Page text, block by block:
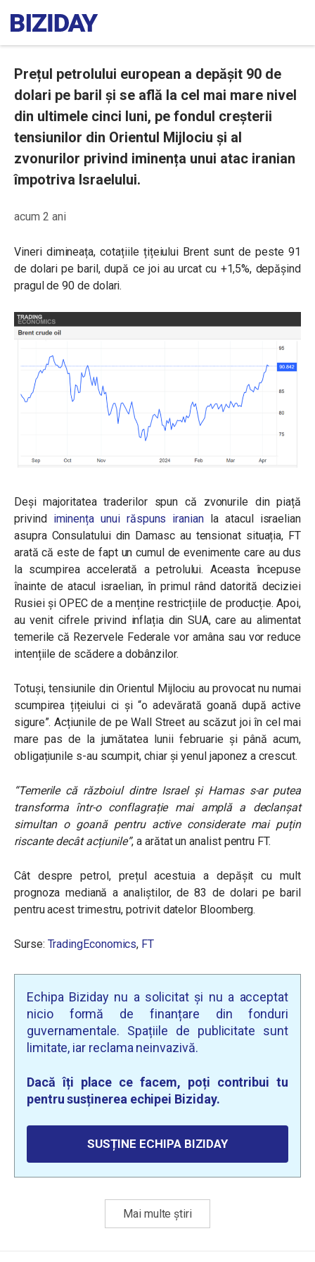
Prețul petrolului european a depășit 90 de
dolari pe baril și se află la cel mai mare nivel
din ultimele cinci luni, pe fondul creșterii
tensiunilor din Orientul Mijlociu și al
zvonurilor privind iminența unui atac iranian
împotriva Israelului.
acum 2 ani
Vineri dimineața, cotațiile țițeiului Brent sunt de peste 91
de dolari pe baril, după ce joi au urcat cu +1,5%, depășind
pragul de 90 de dolari.
Deși majoritatea traderilor spun că zvonurile din piață
privind iminența unui răspuns iranianla atacul israelian
asupra Consulatului din Damasc au tensionat situația, FT
arată că este de fapt un cumul de evenimente care au dus
la scumpirea accelerată a petrolului. Aceasta începuse
înainte de atacul israelian, în primul rând datorită deciziei
Rusiei și OPEC de a menține restricțiile de producție. Apoi,
au venit cifrele privind inflația din SUA, care au alimentat
temerile că Rezervele Federale vor amâna sau vor reduce
intențiile de scădere a dobânzilor.
Totuși, tensiunile din Orientul Mijlociu au provocat nu numai
scumpirea țițeiului ci și “o adevărată goană după active
sigure”. Acțiunile de pe Wall Street au scăzut joi în cel mai
mare pas de la jumătatea lunii februarie și până acum,
obligațiunile s-au scumpit, chiar și yenul japonez a crescut.
“Temerile că războiul dintre Israel și Hamas s-ar putea
transforma într-o conflagrație mai amplă a declanșat
simultan o goană pentru active considerate mai puțin
riscante decât acțiunile”, a arătat un analist pentru FT.
Cât despre petrol, prețul acestuia a depășit cu mult
prognoza mediană a analiștilor, de 83 de dolari pe baril
pentru acest trimestru, potrivit datelor Bloomberg.
Surse: TradingEconomics, FT
Echipa Biziday nu a solicitat și nu a acceptat
nicio formă de finanțare din fonduri
guvernamentale. Spațiile de publicitate sunt
limitate, iar reclama neinvazivă.
Dacă îți place ce facem, poți contribui tu
pentru susținerea echipei Biziday.
SUSȚINE ECHIPA BIZIDAY
Mai multe știri